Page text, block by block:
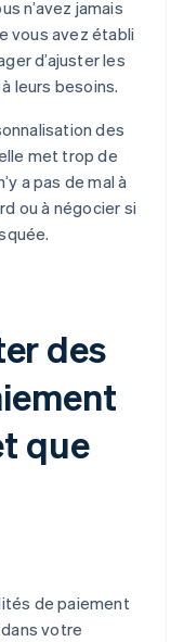
n’avez jamais
vous avez établi
d’ajuster les
leurs besoins.
des
met trop de
a pas de mal à
ou à négocier si
des
que
de paiement
votre